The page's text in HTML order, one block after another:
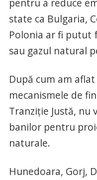
pentru a reduce
state ca Bulgaria,
Polonia ar fi putut
sau gazul natural
După cum am
mecanismele de
Tranziție Justă, nu
banilor pentru
naturale.
Hunedoara, Gorj,